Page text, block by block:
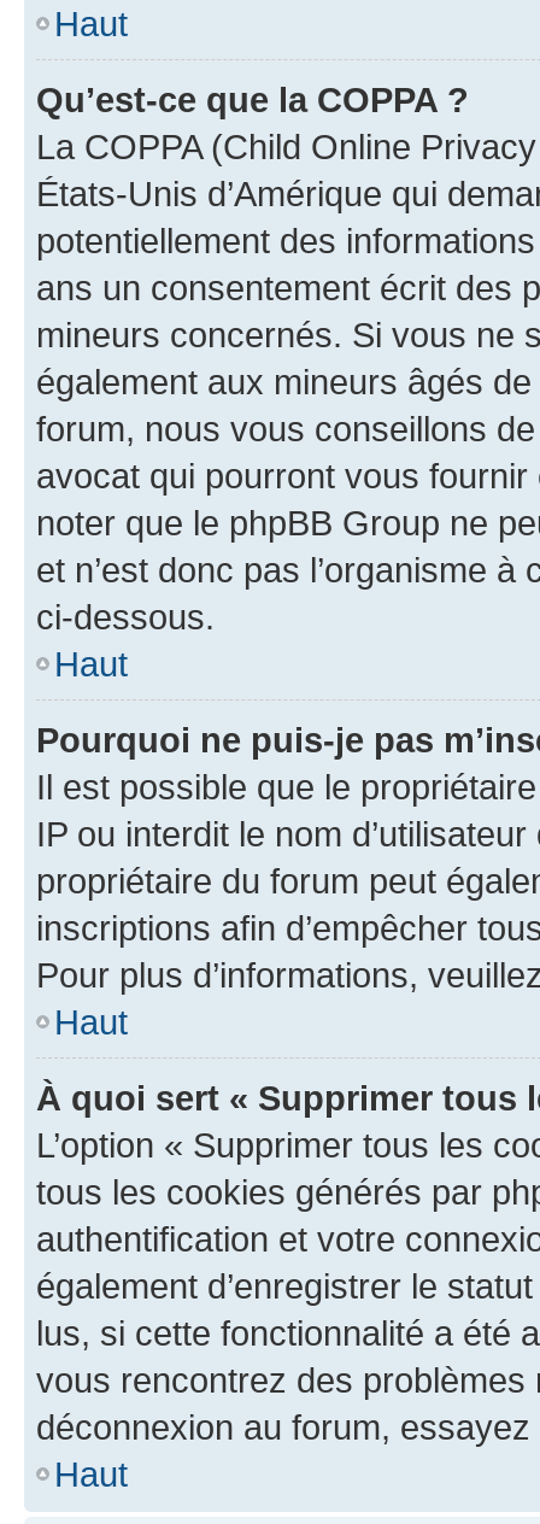
Haut
Qu’est-ce que la COPPA ?
La COPPA (Child Online
États-Unis d’Amérique qui
potentiellement des
ans un consentement écrit des
mineurs concernés. Si vous ne
également aux mineurs âgés
forum, nous vous conseillons
avocat qui pourront vous
noter que le phpBB Group ne
et n’est donc pas l’organisme
ci-dessous.
Haut
Pourquoi ne puis-je pas
Il est possible que le
IP ou interdit le nom
propriétaire du forum peut
inscriptions afin d’empêcher
Pour plus d’informations,
Haut
À quoi sert « Supprimer tous
L’option « Supprimer tous les
tous les cookies générés par
authentification et votre
également d’enregistrer le
lus, si cette fonctionnalité a été
vous rencontrez des
déconnexion au forum,
Haut